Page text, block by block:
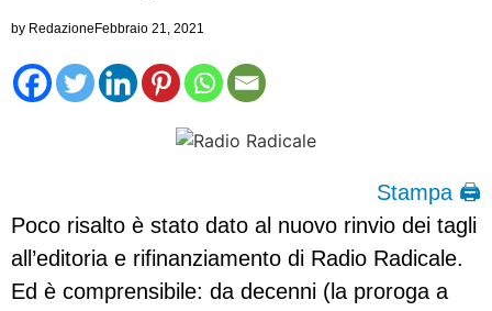
by RedazioneFebbraio 21, 2021
Stampa 🖨
Poco risalto è stato dato al nuovo rinvio dei tagli
all’editoria e rifinanziamento di Radio Radicale.
Ed è comprensibile: da decenni (la proroga a